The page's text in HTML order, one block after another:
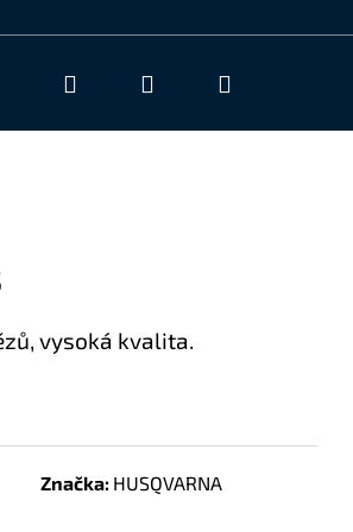
KONTAKT
Hledat Přihlášení
vysoká kvalita.
Značka: HUSQVARNA